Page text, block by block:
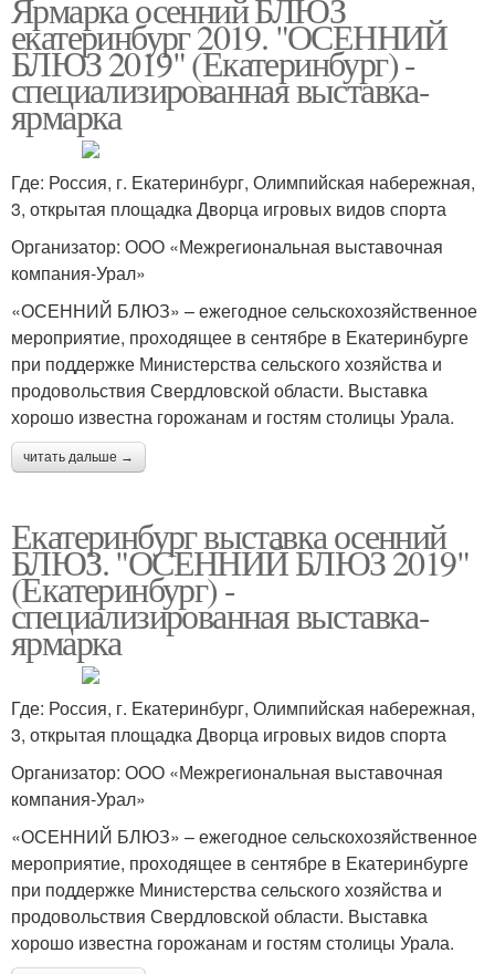
Ярмарка осенний БЛЮЗ
екатеринбург 2019. "ОСЕННИЙ
БЛЮЗ 2019" (Екатеринбург) -
специализированная выставка-
ярмарка
Где: Россия, г. Екатеринбург, Олимпийская набережная,
3, открытая площадка Дворца игровых видов спорта
Организатор: ООО «Межрегиональная выставочная
компания-Урал»
«ОСЕННИЙ БЛЮЗ» – ежегодное сельскохозяйственное
мероприятие, проходящее в сентябре в Екатеринбурге
при поддержке Министерства сельского хозяйства и
продовольствия Свердловской области. Выставка
хорошо известна горожанам и гостям столицы Урала.
читать дальше →
Екатеринбург выставка осенний
БЛЮЗ. "ОСЕННИЙ БЛЮЗ 2019"
(Екатеринбург) -
специализированная выставка-
ярмарка
Где: Россия, г. Екатеринбург, Олимпийская набережная,
3, открытая площадка Дворца игровых видов спорта
Организатор: ООО «Межрегиональная выставочная
компания-Урал»
«ОСЕННИЙ БЛЮЗ» – ежегодное сельскохозяйственное
мероприятие, проходящее в сентябре в Екатеринбурге
при поддержке Министерства сельского хозяйства и
продовольствия Свердловской области. Выставка
хорошо известна горожанам и гостям столицы Урала.